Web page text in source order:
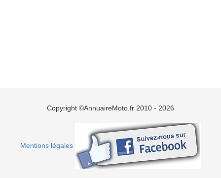
Copyright ©AnnuaireMoto.fr 2010 - 2026
Mentions légales